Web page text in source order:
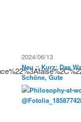
2024/06/13
Neu :: Kurz: Das
Schöne, Gute